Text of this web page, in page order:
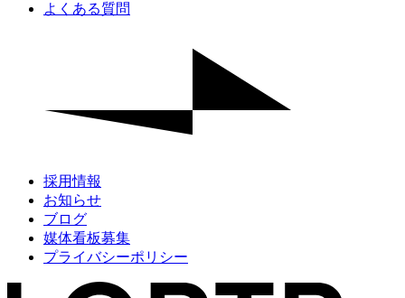
よくある質問
採用情報
お知らせ
ブログ
媒体看板募集
プライバシーポリシー